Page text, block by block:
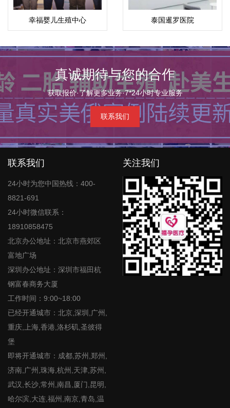
幸福婴儿生殖中心 泰国暹罗医院
真诚期待与您的合作
获取报价·了解更多业务·7*24小时专业服务
联系我们
联系我们
24小时为您中国热线：400-
8821-691
24小时微信联系：
18910858475
北京办公地址：北京市燕郊区
富地广场
深圳办公地址：深圳市福田杭
钢富春商务大厦
工作时间：9:00~18:00
已经开通城市：北京,深圳,广州,
重庆,上海,香港,洛杉矶,圣彼得
堡
即将开通城市：成都,苏州,郑州,
济南,广州,珠海,杭州,天津,苏州,
武汉,长沙,常州,南昌,厦门,昆明,
哈尔滨,大连,福州,南京,青岛,温
关注我们